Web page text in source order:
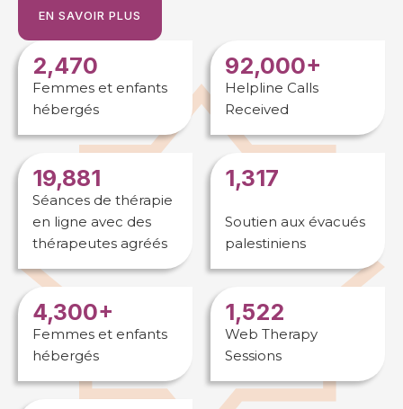
EN SAVOIR PLUS
2,470
Femmes et enfants
hébergés
92,000+
Helpline Calls
Received
19,881
Séances de thérapie
en ligne avec des
thérapeutes agréés
1,317
Soutien aux évacués
palestiniens
4,300+
Femmes et enfants
hébergés
1,522
Web Therapy
Sessions